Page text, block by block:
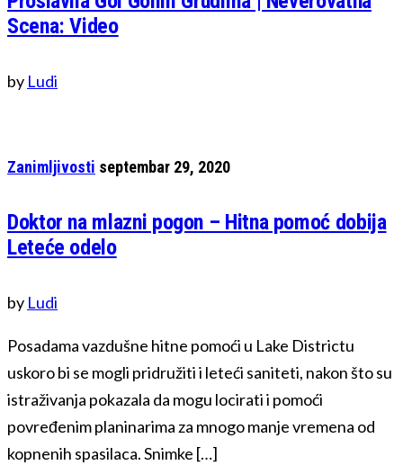
Scena: Video
by Ludi
Zanimljivosti septembar 29, 2020
Doktor na mlazni pogon – Hitna pomoć dobija
Leteće odelo
by Ludi
Posadama vazdušne hitne pomoći u Lake Districtu
uskoro bi se mogli pridružiti i leteći saniteti, nakon što su
istraživanja pokazala da mogu locirati i pomoći
povređenim planinarima za mnogo manje vremena od
kopnenih spasilaca. Snimke […]